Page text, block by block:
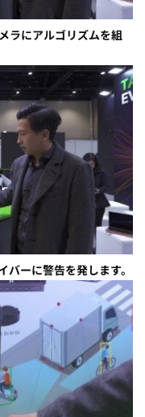
ラにアルゴリズムを組
ーに警告を発します。